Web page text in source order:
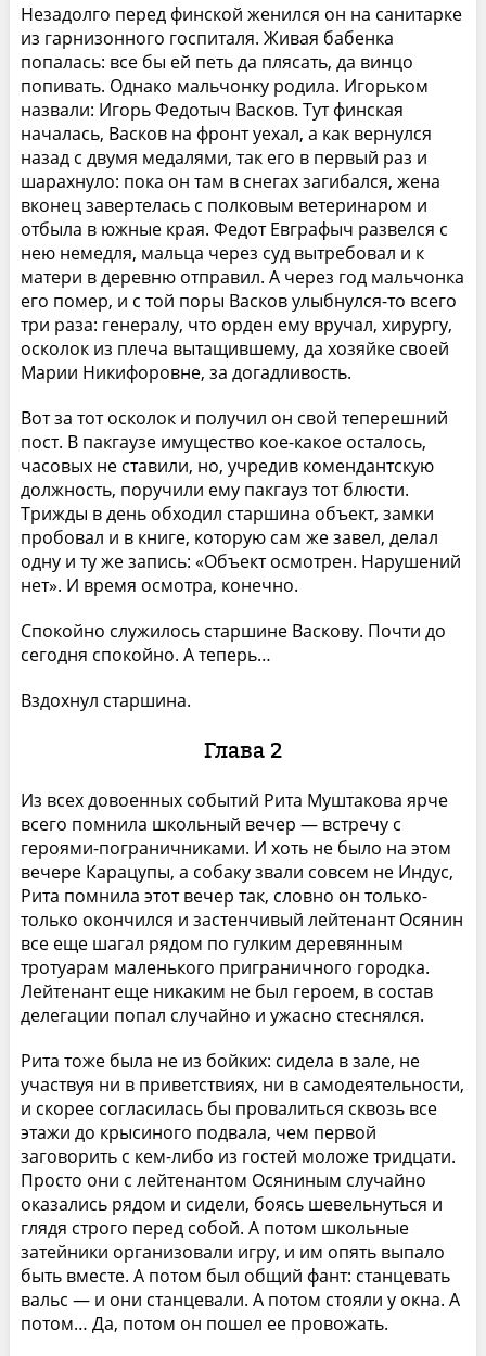
Незадолго перед финской женился он на санитарке
из гарнизонного госпиталя. Живая бабенка
попалась: все бы ей петь да плясать, да винцо
попивать. Однако мальчонку родила. Игорьком
назвали: Игорь Федотыч Васков. Тут финская
началась, Васков на фронт уехал, а как вернулся
назад с двумя медалями, так его в первый раз и
шарахнуло: пока он там в снегах загибался, жена
вконец завертелась с полковым ветеринаром и
отбыла в южные края. Федот Евграфыч развелся с
нею немедля, мальца через суд вытребовал и к
матери в деревню отправил. А через год мальчонка
его помер, и с той поры Васков улыбнулся-то всего
три раза: генералу, что орден ему вручал, хирургу,
осколок из плеча вытащившему, да хозяйке своей
Марии Никифоровне, за догадливость.
Вот за тот осколок и получил он свой теперешний
пост. В пакгаузе имущество кое-какое осталось,
часовых не ставили, но, учредив комендантскую
должность, поручили ему пакгауз тот блюсти.
Трижды в день обходил старшина объект, замки
пробовал и в книге, которую сам же завел, делал
одну и ту же запись: «Объект осмотрен. Нарушений
нет». И время осмотра, конечно.
Спокойно служилось старшине Васкову. Почти до
сегодня спокойно. А теперь…
Вздохнул старшина.
Глава 2
Из всех довоенных событий Рита Муштакова ярче
всего помнила школьный вечер — встречу с
героями-пограничниками. И хоть не было на этом
вечере Карацупы, а собаку звали совсем не Индус,
Рита помнила этот вечер так, словно он только-
только окончился и застенчивый лейтенант Осянин
все еще шагал рядом по гулким деревянным
тротуарам маленького приграничного городка.
Лейтенант еще никаким не был героем, в состав
делегации попал случайно и ужасно стеснялся.
Рита тоже была не из бойких: сидела в зале, не
участвуя ни в приветствиях, ни в самодеятельности,
и скорее согласилась бы провалиться сквозь все
этажи до крысиного подвала, чем первой
заговорить с кем-либо из гостей моложе тридцати.
Просто они с лейтенантом Осяниным случайно
оказались рядом и сидели, боясь шевельнуться и
глядя строго перед собой. А потом школьные
затейники организовали игру, и им опять выпало
быть вместе. А потом был общий фант: станцевать
вальс — и они станцевали. А потом стояли у окна. А
потом… Да, потом он пошел ее провожать.